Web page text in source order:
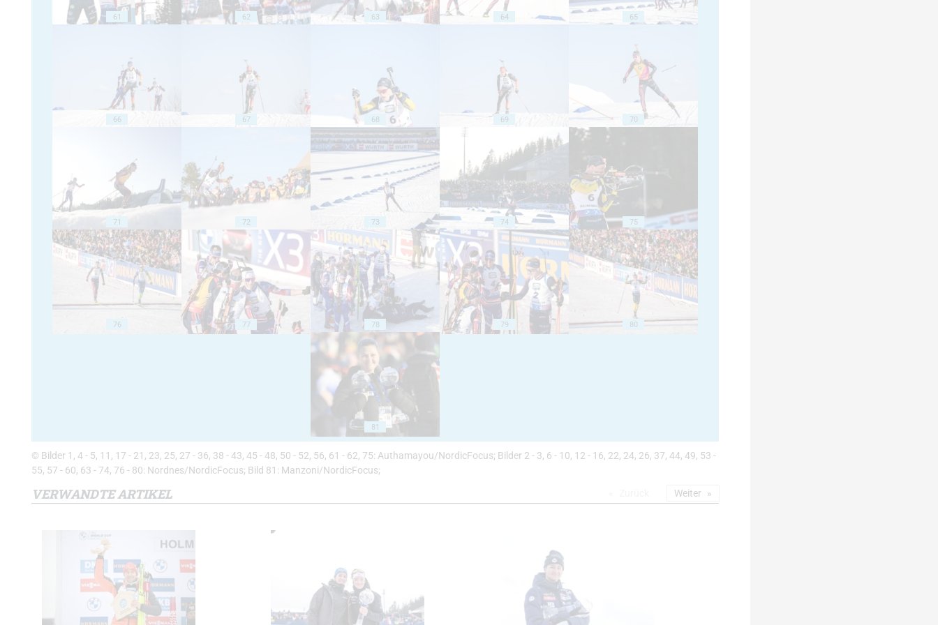
61 62 63 64 65
66 67 68 69 70
71 72 73 74 75
76 77 78 79 80
81
© Bilder 1, 4 - 5, 11, 17 - 21, 23, 25, 27 - 36, 38 - 43, 45 - 48, 50 - 52, 56, 61 - 62, 75: Authamayou/NordicFocus; Bilder 2 - 3, 6 - 10, 12 - 16, 22, 24, 26, 37, 44, 49, 53 -
55, 57 - 60, 63 - 74, 76 - 80: Nordnes/NordicFocus; Bild 81: Manzoni/NordicFocus;
VERWANDTE ARTIKEL Weiter